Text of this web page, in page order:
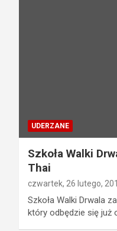
UDERZANE
Szkoła Walki
Thai
czwartek, 26 lutego,
Szkoła Walki Drwala
który odbędzie się już